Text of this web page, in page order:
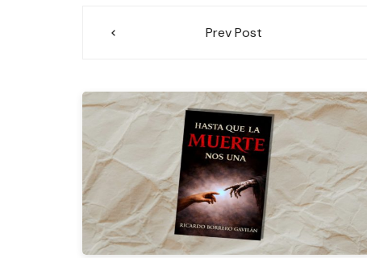
NavegaciónPrev Post